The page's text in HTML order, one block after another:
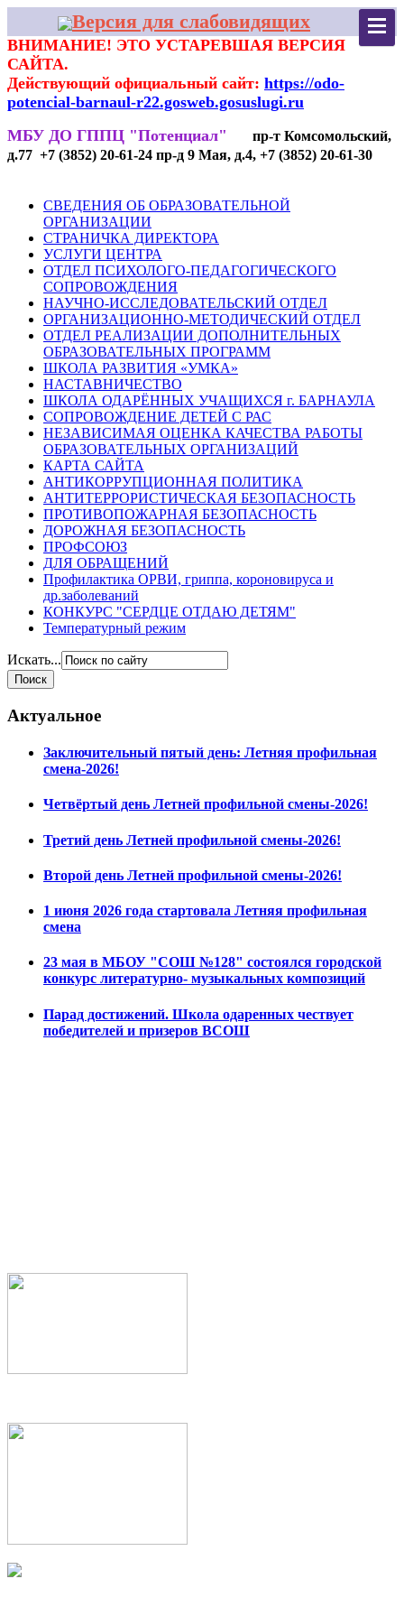
Версия для слабовидящих
ВНИМАНИЕ! ЭТО УСТАРЕВШАЯ ВЕРСИЯ
САЙТА.
Действующий официальный сайт: https://odo-
potencial-barnaul-r22.gosweb.gosuslugi.ru
МБУ ДО ГППЦ "Потенциал"
пр-т Комсомольский,
д.77 +7 (3852) 20-61-24 пр-д 9 Мая, д.4, +7 (3852) 20-61-30
СВЕДЕНИЯ ОБ ОБРАЗОВАТЕЛЬНОЙ
ОРГАНИЗАЦИИ
СТРАНИЧКА ДИРЕКТОРА
УСЛУГИ ЦЕНТРА
ОТДЕЛ ПСИХОЛОГО-ПЕДАГОГИЧЕСКОГО
СОПРОВОЖДЕНИЯ
НАУЧНО-ИССЛЕДОВАТЕЛЬСКИЙ ОТДЕЛ
ОРГАНИЗАЦИОННО-МЕТОДИЧЕСКИЙ ОТДЕЛ
ОТДЕЛ РЕАЛИЗАЦИИ ДОПОЛНИТЕЛЬНЫХ
ОБРАЗОВАТЕЛЬНЫХ ПРОГРАММ
ШКОЛА РАЗВИТИЯ «УМКА»
НАСТАВНИЧЕСТВО
ШКОЛА ОДАРЁННЫХ УЧАЩИХСЯ г. БАРНАУЛА
СОПРОВОЖДЕНИЕ ДЕТЕЙ С РАС
НЕЗАВИСИМАЯ ОЦЕНКА КАЧЕСТВА РАБОТЫ
ОБРАЗОВАТЕЛЬНЫХ ОРГАНИЗАЦИЙ
КАРТА САЙТА
АНТИКОРРУПЦИОННАЯ ПОЛИТИКА
АНТИТЕРРОРИСТИЧЕСКАЯ БЕЗОПАСНОСТЬ
ПРОТИВОПОЖАРНАЯ БЕЗОПАСНОСТЬ
ДОРОЖНАЯ БЕЗОПАСНОСТЬ
ПРОФСОЮЗ
ДЛЯ ОБРАЩЕНИЙ
Профилактика ОРВИ, гриппа, короновируса и
др.заболеваний
КОНКУРС "СЕРДЦЕ ОТДАЮ ДЕТЯМ"
Температурный режим
Искать...
Актуальное
Заключительный пятый день: Летняя профильная
смена-2026!
Четвёртый день Летней профильной смены-2026!
Третий день Летней профильной смены-2026!
Второй день Летней профильной смены-2026!
1 июня 2026 года стартовала Летняя профильная
смена
23 мая в МБОУ "СОШ №128" состоялся городской
конкурс литературно- музыкальных композиций
Парад достижений. Школа одаренных чествует
победителей и призеров ВСОШ